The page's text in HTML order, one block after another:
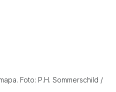
Foto: P.H. Sommerschild /